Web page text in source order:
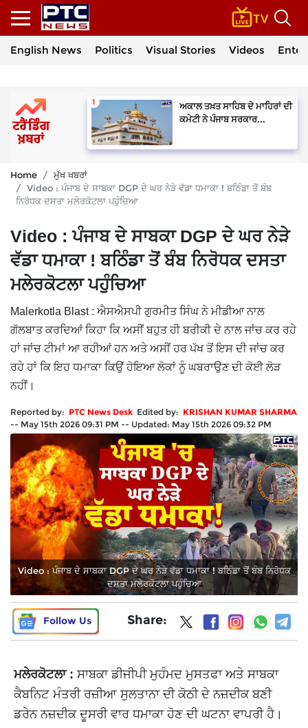
English News Politics Visual Stories Videos
ਅਕਾਲ ਤਖ਼ਤ ਸਾਹਿਬ ਦੇ ਮਾਹਿਰਾਂ ਦੀ
ਕਮੇਟੀ ਨੇ ਪੰਜਾਬ ਸਰਕਾਰ...
Home
ਮੁੱਖ ਖਬਰਾਂ
Video : ਪੰਜਾਬ ਦੇ ਸਾਬਕਾ DGP ਦੇ ਘਰ ਨੇੜੇ ਵੱਡਾ ਧਮਾਕਾ ! ਬਠਿੰਡਾ ਤੋਂ ਬੰਬ
ਨਿਰੋਧਕ ਦਸਤਾ ਮਲੇਰਕੋਟਲਾ ਪਹੁੰਚਿਆ
Video : ਪੰਜਾਬ ਦੇ ਸਾਬਕਾ DGP ਦੇ ਘਰ ਨੇੜੇ
ਵੱਡਾ ਧਮਾਕਾ ! ਬਠਿੰਡਾ ਤੋਂ ਬੰਬ ਨਿਰੋਧਕ ਦਸਤਾ
ਮਲੇਰਕੋਟਲਾ ਪਹੁੰਚਿਆ
Malerkotla Blast : ਐਸਐਸਪੀ ਗੁਰਮੀਤ ਸਿੰਘ ਨੇ ਮੀਡੀਆ ਨਾਲ
ਗੱਲਬਾਤ ਕਰਦਿਆਂ ਕਿਹਾ ਕਿ ਅਸੀਂ ਬਹੁਤ ਹੀ ਬਰੀਕੀ ਦੇ ਨਾਲ ਜਾਂਚ ਕਰ ਰਹੇ
ਹਾਂ ਜਾਂਚ ਟੀਮਾਂ ਆ ਰਹੀਆਂ ਹਨ ਅਤੇ ਅਸੀਂ ਹਰ ਪੱਖ ਤੋਂ ਇਸ ਦੀ ਜਾਂਚ ਕਰ
ਰਹੇ ਹਾਂ ਕਿ ਇਹ ਧਮਾਕਾ ਕਿਉਂ ਹੋਇਆ ਲੋਕਾਂ ਨੂੰ ਘਬਰਾਉਣ ਦੀ ਕੋਈ ਲੋੜ
ਨਹੀਂ।
Reported by: PTC News Desk Edited by: KRISHAN KUMAR SHARMA
-- May 15th 2026 09:31 PM -- Updated: May 15th 2026 09:32 PM
Video : ਪੰਜਾਬ ਦੇ ਸਾਬਕਾ DGP ਦੇ ਘਰ ਨੇੜੇ ਵੱਡਾ ਧਮਾਕਾ ! ਬਠਿੰਡਾ ਤੋਂ ਬੰਬ ਨਿਰੋਧਕ
ਦਸਤਾ ਮਲੇਰਕੋਟਲਾ ਪਹੁੰਚਿਆ
Follow Us Share:
ਮਲੇਰਕੋਟਲਾ : ਸਾਬਕਾ ਡੀਜੀਪੀ ਮੁਹੰਮਦ ਮੁਸਤਫਾ ਅਤੇ ਸਾਬਕਾ
ਕੈਬਨਿਟ ਮੰਤਰੀ ਰਜ਼ੀਆ ਸੁਲਤਾਨਾ ਦੀ ਕੋਠੀ ਦੇ ਨਜ਼ਦੀਕ ਬਣੀ
ਡਰੇਨ ਨਜ਼ਦੀਕ ਦੂਸਰੀ ਵਾਰ ਧਮਾਕਾ ਹੋਣ ਦੀ ਘਟਨਾ ਵਾਪਰੀ ਹੈ।